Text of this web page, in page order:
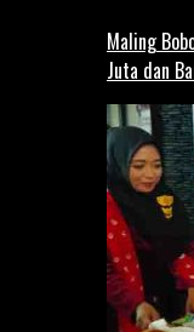
Maling
Juta dan